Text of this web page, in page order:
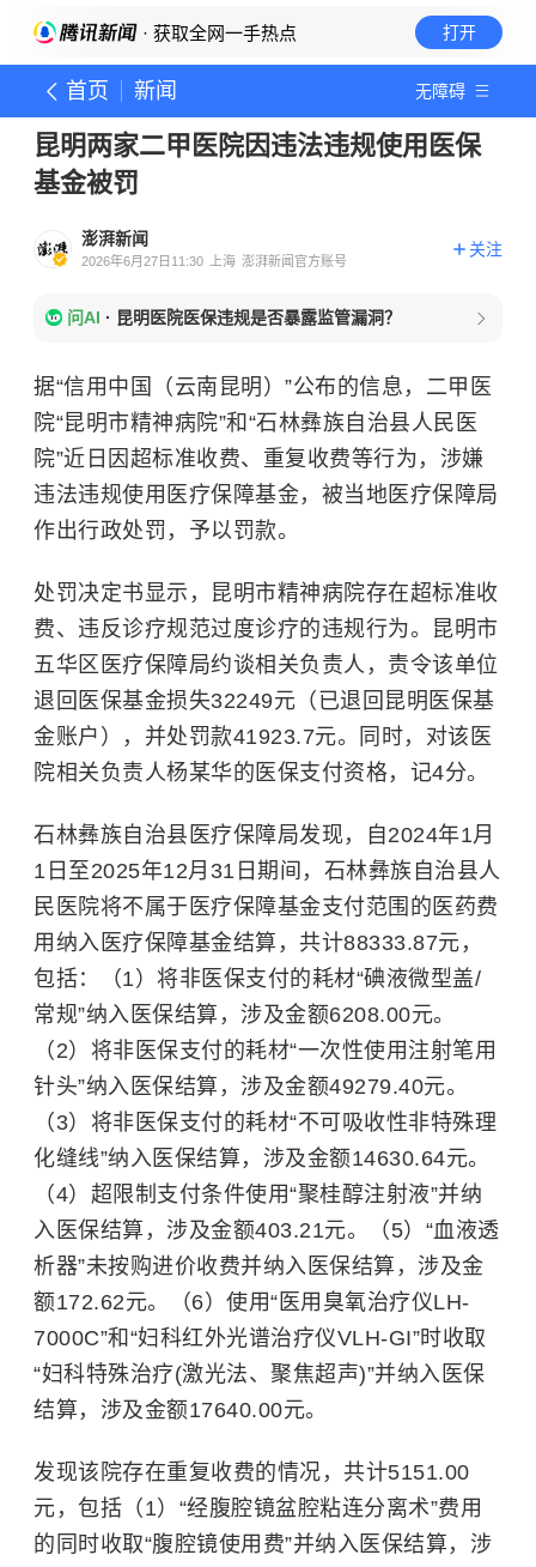
· 获取全网一手热点 打开
首页 新闻 无障碍
昆明两家二甲医院因违法违规使用医保
基金被罚
澎湃新闻
2026年6月27日11:30 上海 澎湃新闻官方账号
关注
问AI · 昆明医院医保违规是否暴露监管漏洞？
据“信用中国（云南昆明）”公布的信息，二甲医
院“昆明市精神病院”和“石林彝族自治县人民医
院”近日因超标准收费、重复收费等行为，涉嫌
违法违规使用医疗保障基金，被当地医疗保障局
作出行政处罚，予以罚款。
处罚决定书显示，昆明市精神病院存在超标准收
费、违反诊疗规范过度诊疗的违规行为。昆明市
五华区医疗保障局约谈相关负责人，责令该单位
退回医保基金损失32249元（已退回昆明医保基
金账户），并处罚款41923.7元。同时，对该医
院相关负责人杨某华的医保支付资格，记4分。
石林彝族自治县医疗保障局发现，自2024年1月
1日至2025年12月31日期间，石林彝族自治县人
民医院将不属于医疗保障基金支付范围的医药费
用纳入医疗保障基金结算，共计88333.87元，
包括：（1）将非医保支付的耗材“碘液微型盖/
常规”纳入医保结算，涉及金额6208.00元。
（2）将非医保支付的耗材“一次性使用注射笔用
针头”纳入医保结算，涉及金额49279.40元。
（3）将非医保支付的耗材“不可吸收性非特殊理
化缝线”纳入医保结算，涉及金额14630.64元。
（4）超限制支付条件使用“聚桂醇注射液”并纳
入医保结算，涉及金额403.21元。（5）“血液透
析器”未按购进价收费并纳入医保结算，涉及金
额172.62元。（6）使用“医用臭氧治疗仪LH-
7000C”和“妇科红外光谱治疗仪VLH-GI”时收取
“妇科特殊治疗(激光法、聚焦超声)”并纳入医保
结算，涉及金额17640.00元。
发现该院存在重复收费的情况，共计5151.00
元，包括（1）“经腹腔镜盆腔粘连分离术”费用
的同时收取“腹腔镜使用费”并纳入医保结算，涉